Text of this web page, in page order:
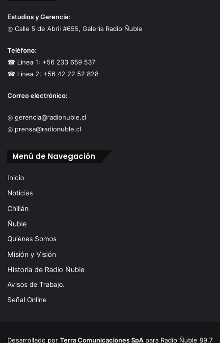
Estudios y Gerencia:
◎ Calle 5 de Abril #655, Galería Radio Ñuble
Teléfono:
☎ Línea 1: +56 233 659 537
☎ Línea 2: +56 42 22 52 828
Correo electrónico:
◎ gerencia@radionuble.cl
◎ prensa@radionuble.cl
Menú de Navegación
Inicio
Noticias
Chillán
Ñuble
Quiénes Somos
Misión y Visión
Historia de Radio Ñuble
Avisos de Trabajo.
Señal Online
Desarrollado por Terra Comunicaciones SpA para Radio Ñuble 89.7